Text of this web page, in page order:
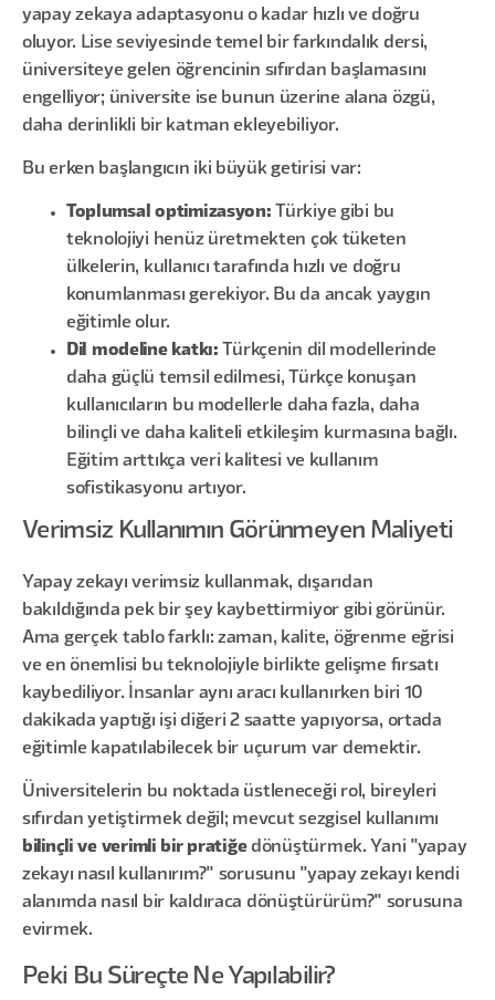
yapay zekaya adaptasyonu o kadar hızlı ve doğru
oluyor. Lise seviyesinde temel bir farkındalık dersi,
üniversiteye gelen öğrencinin sıfırdan başlamasını
engelliyor; üniversite ise bunun üzerine alana özgü,
daha derinlikli bir katman ekleyebiliyor.
Bu erken başlangıcın iki büyük getirisi var:
Toplumsal optimizasyon: Türkiye gibi bu
teknolojiyi henüz üretmekten çok tüketen
ülkelerin, kullanıcı tarafında hızlı ve doğru
konumlanması gerekiyor. Bu da ancak yaygın
eğitimle olur.
Dil modeline katkı: Türkçenin dil modellerinde
daha güçlü temsil edilmesi, Türkçe konuşan
kullanıcıların bu modellerle daha fazla, daha
bilinçli ve daha kaliteli etkileşim kurmasına bağlı.
Eğitim arttıkça veri kalitesi ve kullanım
sofistikasyonu artıyor.
Verimsiz Kullanımın Görünmeyen Maliyeti
Yapay zekayı verimsiz kullanmak, dışarıdan
bakıldığında pek bir şey kaybettirmiyor gibi görünür.
Ama gerçek tablo farklı: zaman, kalite, öğrenme eğrisi
ve en önemlisi bu teknolojiyle birlikte gelişme fırsatı
kaybediliyor. İnsanlar aynı aracı kullanırken biri 10
dakikada yaptığı işi diğeri 2 saatte yapıyorsa, ortada
eğitimle kapatılabilecek bir uçurum var demektir.
Üniversitelerin bu noktada üstleneceği rol, bireyleri
sıfırdan yetiştirmek değil; mevcut sezgisel kullanımı
bilinçli ve verimli bir pratiğedönüştürmek. Yani "yapay
zekayı nasıl kullanırım?" sorusunu "yapay zekayı kendi
alanımda nasıl bir kaldıraca dönüştürürüm?" sorusuna
evirmek.
Peki Bu Süreçte Ne Yapılabilir?